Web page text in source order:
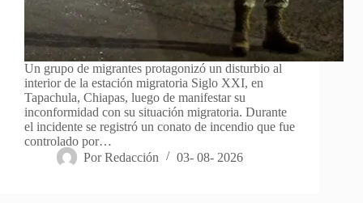
Un grupo de migrantes protagonizó un disturbio al
interior de la estación migratoria Siglo XXI, en
Tapachula, Chiapas, luego de manifestar su
inconformidad con su situación migratoria. Durante
el incidente se registró un conato de incendio que fue
controlado por…
Por Redacción 03- 08- 2026